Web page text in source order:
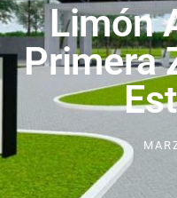
Limón
Primera